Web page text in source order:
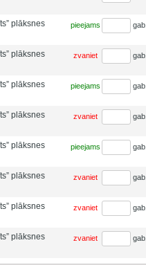
plāksnes
pieejams gab.
plāksnes
zvaniet gab.
plāksnes
pieejams gab.
plāksnes
zvaniet gab.
plāksnes
pieejams gab.
plāksnes
zvaniet gab.
plāksnes
zvaniet gab.
plāksnes
zvaniet gab.